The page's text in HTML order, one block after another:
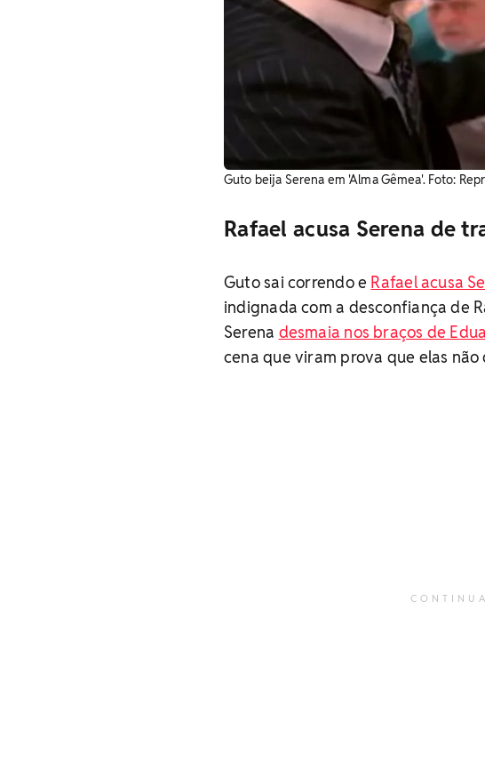
Guto beija Serena em 'Alma Gêmea'. Foto:
Rafael acusa Serena de
Guto sai correndo e Rafael acusa
indignada com a desconfiança de
Serena desmaia nos braços de
cena que viram prova que elas